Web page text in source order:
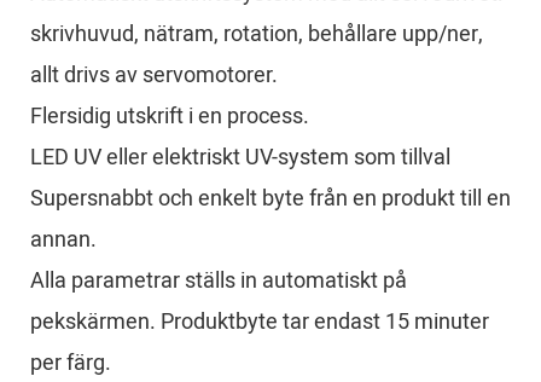
skrivhuvud, nätram, rotation, behållare upp/ner,
allt drivs av servomotorer.
Flersidig utskrift i en process.
LED UV eller elektriskt UV-system som tillval
Supersnabbt och enkelt byte från en produkt till en
annan.
Alla parametrar ställs in automatiskt på
pekskärmen. Produktbyte tar endast 15 minuter
per färg.